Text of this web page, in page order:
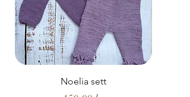
Noelia sett